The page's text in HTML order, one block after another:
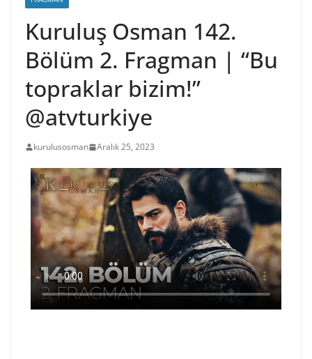
Kuruluş Osman 142.
Bölüm 2. Fragman | “Bu
topraklar bizim!”
@atvturkiye
kurulusosman Aralık 25, 2023